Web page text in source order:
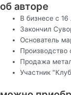
об авторе
В бизнесе с 16
Закончил
Основатель
Производство
Продажа
Участник